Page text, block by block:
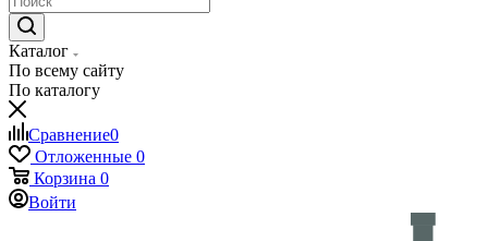
Каталог
По всему сайту
По каталогу
Сравнение0
Отложенные 0
Корзина 0
Войти